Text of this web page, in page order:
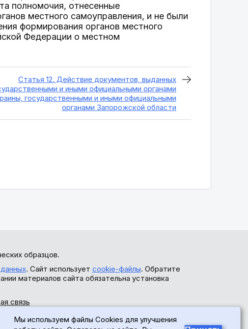
полномочия, отнесенные
местного самоуправления, и не были
формирования органов местного
Федерации о местном
Статья 12. Действие документов, выданных
и иными официальными органами
государственными и иными официальными
органами Запорожской области
образцов.
. Сайт использует cookie-файлы. Обратите
материалов сайта обязательна установка
связь
Мы используем файлы Cookies для улучшения